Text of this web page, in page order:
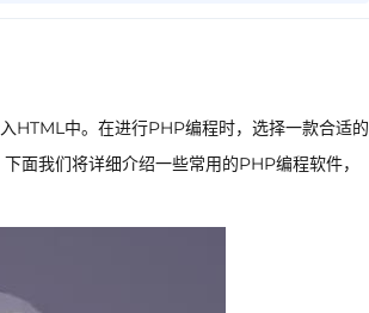
HTML中。在进行PHP编程时，选择一款合适的
面我们将详细介绍一些常用的PHP编程软件，